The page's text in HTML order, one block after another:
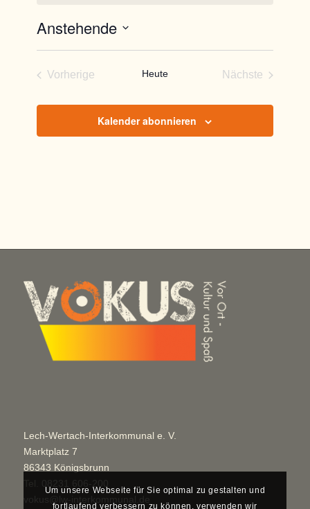
Anstehende
Vorherige
Heute
Nächste
Kalender abonnieren
Lech-Wertach-Interkommunal e. V.
Marktplatz 7
86343 Königsbrunn
Um unsere Webseite für Sie optimal zu gestalten und
fortlaufend verbessern zu können, verwenden wir